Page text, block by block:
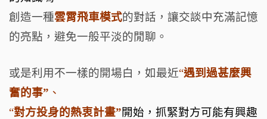
創造一種雲霄飛車模式的對話，讓交談中充滿記憶
的亮點，避免一般平淡的閒聊。
或是利用不一樣的開場白，如最近“遇到過甚麼興
奮的事” 、
“對方投身的熱衷計畫”開始， 抓緊對方可能有興趣